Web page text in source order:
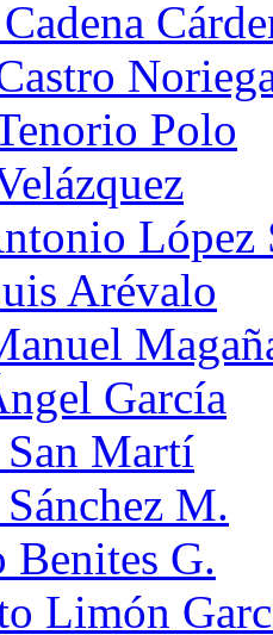
Polo
López
Arévalo
García
Martí
M.
Benites G.
Limón